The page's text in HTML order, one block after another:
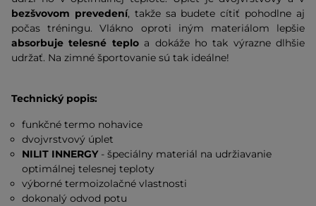
bezšvovom prevedení, takže sa budete cítiť pohodlne aj
počas tréningu. Vlákno oproti iným materiálom lepšie
absorbuje telesné teploa dokáže ho tak výrazne dlhšie
udržať. Na zimné športovanie sú tak ideálne!
Technický popis:
funkčné termo nohavice
dvojvrstvový úplet
NILIT INNERGY- špeciálny materiál na udržiavanie
optimálnej telesnej teploty
výborné termoizolačné vlastnosti
dokonalý odvod potu